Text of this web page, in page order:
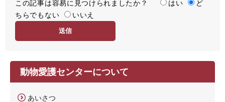
度
容
易
この記事は容易に見つけられましたか？ はい
ど
ちらでもない
いいえ
動物愛護センターについて
あいさつ